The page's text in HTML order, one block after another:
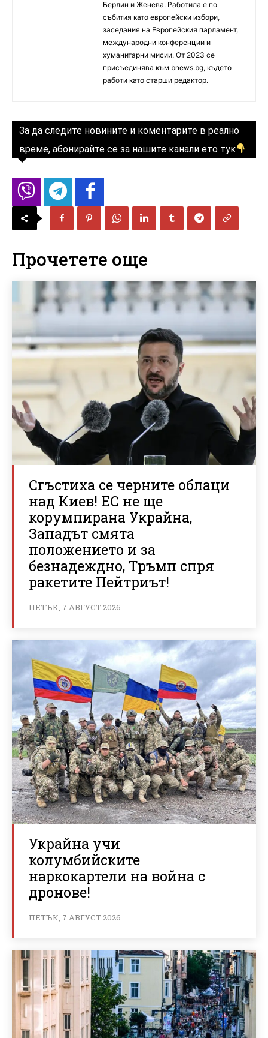
Берлин и Женева. Работила е по
събития като европейски избори,
заседания на Европейския парламент,
международни конференции и
хуманитарни мисии. От 2023 се
присъединява към bnews.bg, където
работи като старши редактор.
За да следите новините и коментарите в реално
време, абонирайте се за нашите канали ето тук
Прочетете още
Сгъстиха се черните облаци
над Киев! ЕС не ще
корумпирана Украйна,
Западът смята
положението и за
безнадеждно, Тръмп спря
ракетите Пейтриът!
ПЕТЪК, 7 АВГУСТ 2026
Украйна учи
колумбийските
наркокартели на война с
дронове!
ПЕТЪК, 7 АВГУСТ 2026